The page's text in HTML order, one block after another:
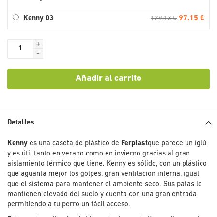
Kenny 03 129.13 € 97.15 €
+
-
Añadir al carrito
Detalles
Kenny es una caseta de plástico de Ferplastque parece un iglú
y es útil tanto en verano como en invierno gracias al gran
aislamiento térmico que tiene. Kenny es sólido, con un plástico
que aguanta mejor los golpes, gran ventilación interna, igual
que el sistema para mantener el ambiente seco. Sus patas lo
mantienen elevado del suelo y cuenta con una gran entrada
permitiendo a tu perro un fácil acceso.